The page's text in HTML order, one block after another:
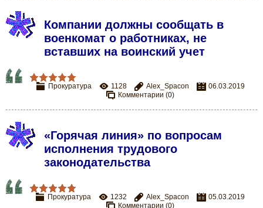
Компании должны сообщать в
военкомат о работниках, не
вставших на воинский учет
Прокуратура 1128 Alex_Spacon
06.03.2019
Комментарии (0)
«Горячая линия» по вопросам
исполнения трудового
законодательства
Прокуратура 1232 Alex_Spacon
05.03.2019
Комментарии (0)